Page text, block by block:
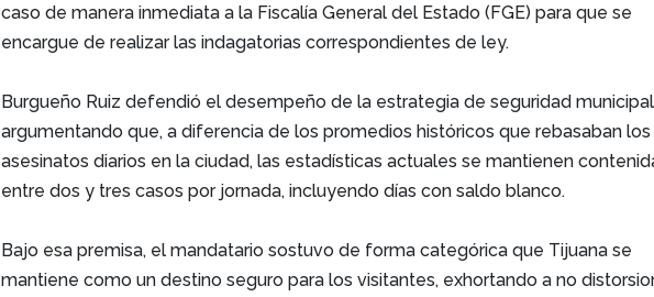
caso de manera inmediata a la Fiscalía General del Estado (FGE) para que se
encargue de realizar las indagatorias correspondientes de ley.
Burgueño Ruiz defendió el desempeño de la estrategia de seguridad municipal
argumentando que, a diferencia de los promedios históricos que rebasaban
asesinatos diarios en la ciudad, las estadísticas actuales se mantienen
entre dos y tres casos por jornada, incluyendo días con saldo blanco.
Bajo esa premisa, el mandatario sostuvo de forma categórica que Tijuana se
mantiene como un destino seguro para los visitantes, exhortando a no